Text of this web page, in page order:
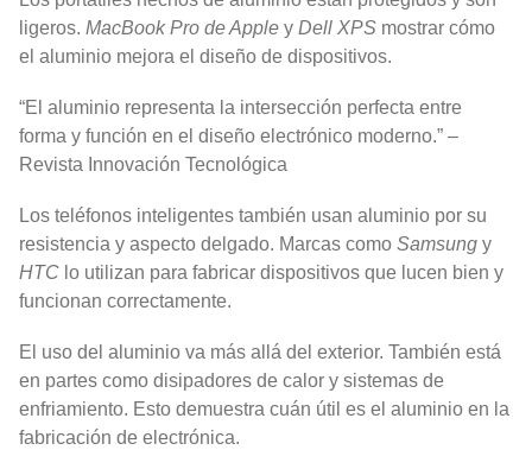
ligeros. MacBook Pro de Apple y Dell XPS mostrar cómo
el aluminio mejora el diseño de dispositivos.
“El aluminio representa la intersección perfecta entre
forma y función en el diseño electrónico moderno.” –
Revista Innovación Tecnológica
Los teléfonos inteligentes también usan aluminio por su
resistencia y aspecto delgado. Marcas como Samsung y
HTC lo utilizan para fabricar dispositivos que lucen bien y
funcionan correctamente.
El uso del aluminio va más allá del exterior. También está
en partes como disipadores de calor y sistemas de
enfriamiento. Esto demuestra cuán útil es el aluminio en la
fabricación de electrónica.